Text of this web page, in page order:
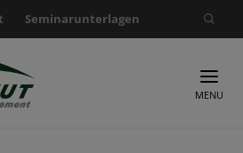
Seminarunterlagen
MENU